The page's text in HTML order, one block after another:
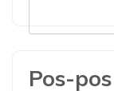
Pos-